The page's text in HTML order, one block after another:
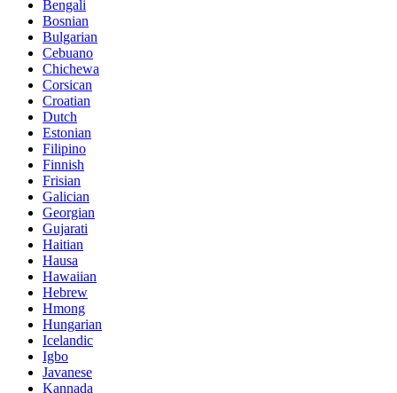
Bengali
Bosnian
Bulgarian
Cebuano
Chichewa
Corsican
Croatian
Dutch
Estonian
Filipino
Finnish
Frisian
Galician
Georgian
Gujarati
Haitian
Hausa
Hawaiian
Hebrew
Hmong
Hungarian
Icelandic
Igbo
Javanese
Kannada